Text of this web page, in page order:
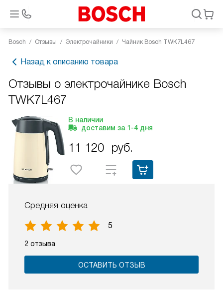
Bosch Отзывы Электрочайники Чайник Bosch TWK7L467
Назад к описанию товара
Отзывы о электрочайнике Bosch
TWK7L467
В наличии
доставим за 1-4 дня
11 120 руб.
Средняя оценка
5
2 отзыва
ОСТАВИТЬ ОТЗЫВ